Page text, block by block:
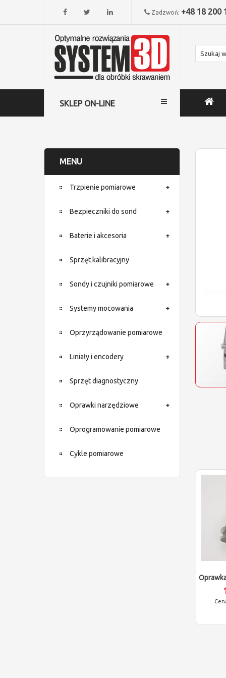
Zadzwoń: +48 18 200
SKLEP ON-LINE
MENU
Trzpienie pomiarowe
Bezpieczniki do sond
Baterie i akcesoria
Sprzęt kalibracyjny
Sondy i czujniki pomiarowe
Systemy mocowania
Oprzyrządowanie pomiarowe
Liniały i encodery
Sprzęt diagnostyczny
Oprawki narzędziowe
Oprogramowanie pomiarowe
Cykle pomiarowe